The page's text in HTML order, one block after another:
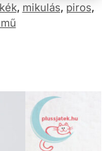
kék, mikulás, piros,